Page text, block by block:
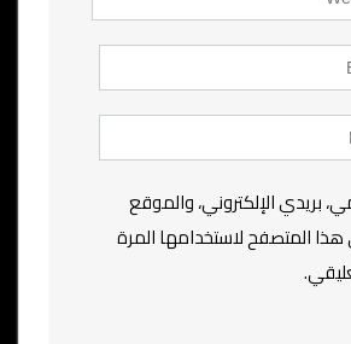
بريدي الإلكتروني، والموقع
هذا المتصفح لاستخدامها المرة